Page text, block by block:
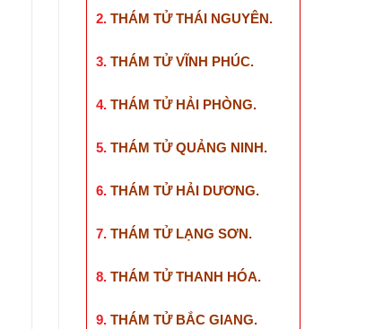
2. THÁM TỬ THÁI NGUYÊN.
3. THÁM TỬ VĨNH PHÚC.
4. THÁM TỬ HẢI PHÒNG.
5. THÁM TỬ QUẢNG NINH.
6. THÁM TỬ HẢI DƯƠNG.
7. THÁM TỬ LẠNG SƠN.
8. THÁM TỬ THANH HÓA.
9. THÁM TỬ BẮC GIANG.